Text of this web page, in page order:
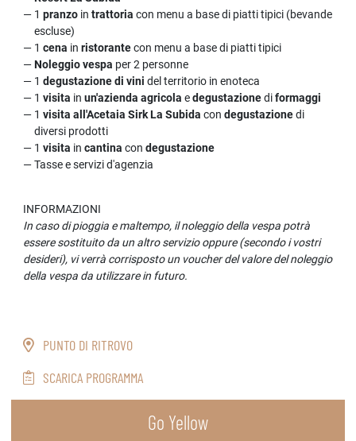
1 pranzo in trattoria con menu a base di piatti tipici (bevande
escluse)
1 cena in ristorantecon menu a base di piatti tipici
Noleggio vespa per 2 personne
1 degustazione di vini del territorio in enoteca
1 visita in un'azienda agricola edegustazionediformaggi
1 visita all'Acetaia Sirk La Subida con degustazionedi
diversi prodotti
1 visita in cantina con degustazione
Tasse e servizi d'agenzia
INFORMAZIONI
In caso di pioggia e maltempo, il noleggio della vespa potrà
essere sostituito da un altro servizio oppure (secondo i vostri
desideri), vi verrà corrisposto un voucher del valore del noleggio
della vespa da utilizzare in futuro.
PUNTO DI RITROVO
SCARICA PROGRAMMA
Go Yellow